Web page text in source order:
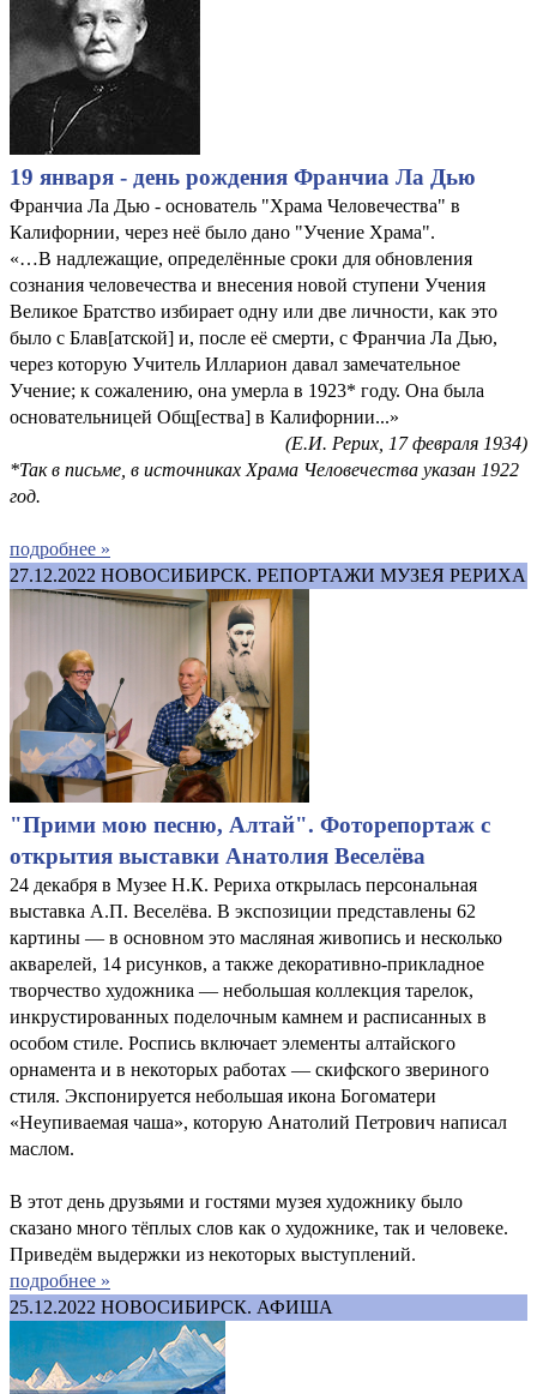
19 января - день рождения Франчиа Ла Дью
Франчиа Ла Дью - основатель "Храма Человечества" в
Калифорнии, через неё было дано "Учение Храма".
«…В надлежащие, определённые сроки для обновления
сознания человечества и внесения новой ступени Учения
Великое Братство избирает одну или две личности, как это
было с Блав[атской] и, после её смерти, с Франчиа Ла Дью,
через которую Учитель Илларион давал замечательное
Учение; к сожалению, она умерла в 1923* году. Она была
основательницей Общ[ества] в Калифорнии...»
(Е.И. Рерих, 17 февраля 1934)
*Так в письме, в источниках Храма Человечества указан 1922
год.
подробнее »
27.12.2022 НОВОСИБИРСК. РЕПОРТАЖИ МУЗЕЯ РЕРИХА
"Прими мою песню, Алтай". Фоторепортаж с
открытия выставки Анатолия Веселёва
24 декабря в Музее Н.К. Рериха открылась персональная
выставка А.П. Веселёва. В экспозиции представлены 62
картины — в основном это масляная живопись и несколько
акварелей, 14 рисунков, а также декоративно-прикладное
творчество художника — небольшая коллекция тарелок,
инкрустированных поделочным камнем и расписанных в
особом стиле. Роспись включает элементы алтайского
орнамента и в некоторых работах — скифского звериного
стиля. Экспонируется небольшая икона Богоматери
«Неупиваемая чаша», которую Анатолий Петрович написал
маслом.
В этот день друзьями и гостями музея художнику было
сказано много тёплых слов как о художнике, так и человеке.
Приведём выдержки из некоторых выступлений.
подробнее »
25.12.2022 НОВОСИБИРСК. АФИША